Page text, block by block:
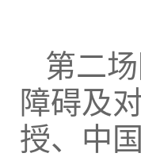
第二
障碍及
授、中